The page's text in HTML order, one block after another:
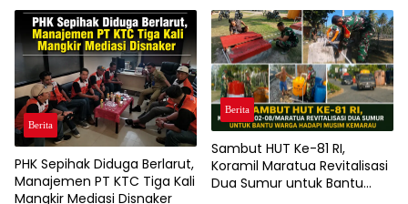
Infrastruktur Pertanian
Berita
PHK Sepihak Diduga Berlarut,
Manajemen PT KTC Tiga Kali
Mangkir Mediasi Disnaker
Berita
Sambut HUT Ke-81 RI,
Koramil Maratua Revitalisasi
Dua Sumur untuk Bantu